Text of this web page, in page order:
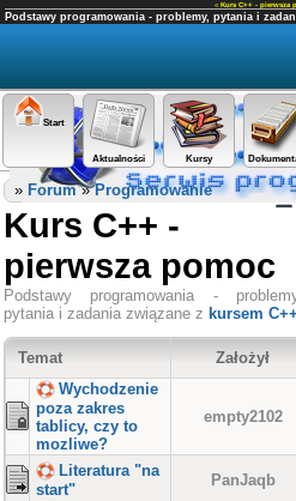
« Kurs C++ - pierwsza
Podstawy programowania - problemy, pytania i
Start
Aktualności Kursy
» Forum»Programowanie
Kurs C++ -
pierwsza pomoc
Podstawy programowania -
pytania i zadania związane z kursem C++
Temat Założył
Wychodzenie
poza zakres
tablicy, czy to
mozliwe?
empty2102
Literatura "na
start"
PanJaqb